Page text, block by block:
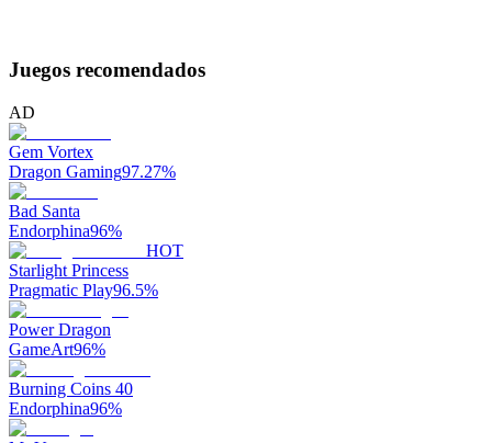
Juegos recomendados
AD
Gem Vortex
Dragon Gaming97.27%
Bad Santa
Endorphina96%
HOT
Starlight Princess
Pragmatic Play96.5%
Power Dragon
GameArt96%
Burning Coins 40
Endorphina96%